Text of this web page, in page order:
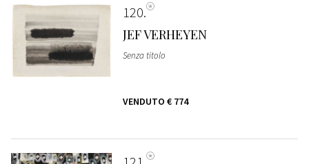
120
JEF VERHEYEN
Senza titolo
VENDUTO € 774